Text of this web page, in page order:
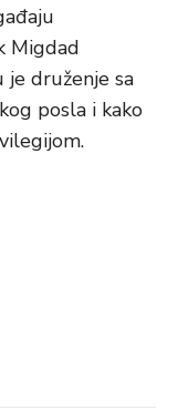
Migdad
je druženje sa
posla i kako